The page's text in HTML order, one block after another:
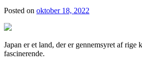
Posted on oktober 18, 2022
Japan er et land, der er gennemsyret af
fascinerende.